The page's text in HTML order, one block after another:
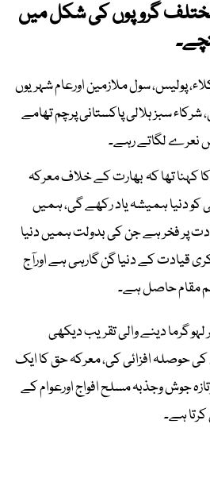
مختلف گروپوں کی شکل میں
پولیس، سول ملازمین اورعام شہریوں
سبز ہلالی پاکستانی پرچم تھامے
نعرے لگاتے رہے۔
کہنا تھا کہ بھارت کے خلاف معرکہ
کو دنیا ہمیشہ یاد رکھے گی، ہمیں
پر فخر ہے جن کی بدولت ہمیں دنیا
قیادت کے دنیا گن گارہی ہے اورآج
مقام حاصل ہے۔
لہو گرما دینے والی تقریب دیکھی
کی حوصلہ افزائی کی، معرکہ حق کا ایک
جوش وجذبہ مسلح افواج اورعوام کے
ہے۔